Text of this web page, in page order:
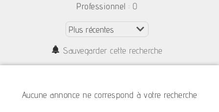
Professionnel : 0
Sauvegarder cette recherche
Aucune annonce ne correspond à votre recherche